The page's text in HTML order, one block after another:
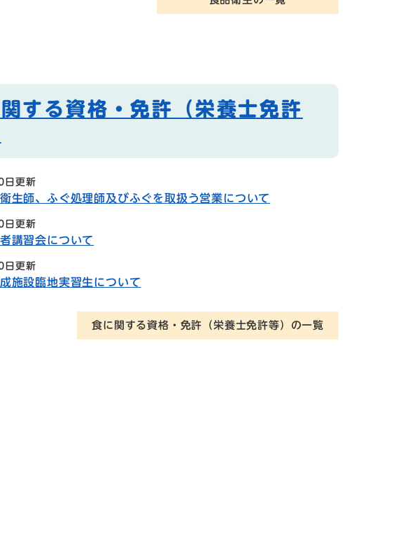
する資格・免許（栄養士免許
日更新
生師、ふぐ処理師及びふぐを取扱う営業について
日更新
講習会について
日更新
施設臨地実習生について
食に関する資格・免許（栄養士免許等）の一覧